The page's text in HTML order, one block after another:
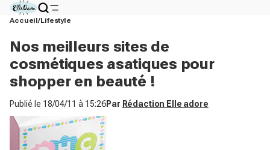
Accueil Lifestyle
Nos meilleurs sites de
cosmétiques asatiques pour
shopper en beauté !
Publié le 18/04/11 à 15:26Par Rédaction Elle adore